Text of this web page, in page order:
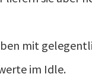
mit
im Idle.